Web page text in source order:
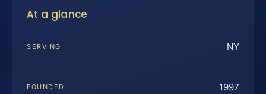
At a glance
SERVING NY
FOUNDED 1997